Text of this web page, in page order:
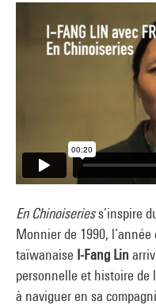
En Chinoiseriess’inspire
Monnier de 1990,
taïwanaise I-Fang Lin
personnelle et histoire de
à naviguer en sa